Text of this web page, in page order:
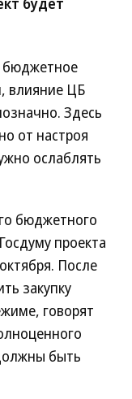
бюджетное
влияние ЦБ
Здесь
от настроя
ослаблять
бюджетного
проекта
После
закупку
говорят
быть